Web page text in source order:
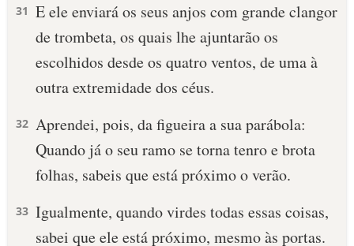
31 E ele enviará os seus anjos com grande clangor
de trombeta, os quais lhe ajuntarão os
escolhidos desde os quatro ventos, de uma à
outra extremidade dos céus.
32 Aprendei, pois, da figueira a sua parábola:
Quando já o seu ramo se torna tenro e brota
folhas, sabeis que está próximo o verão.
33 Igualmente, quando virdes todas essas coisas,
sabei que ele está próximo, mesmo às portas.